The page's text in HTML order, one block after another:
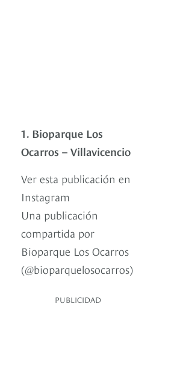
1. Bioparque Los
Ocarros – Villavicencio
Ver esta publicación en
Instagram
Una publicación
compartida por
Bioparque Los Ocarros
(@bioparquelosocarros)
PUBLICIDAD